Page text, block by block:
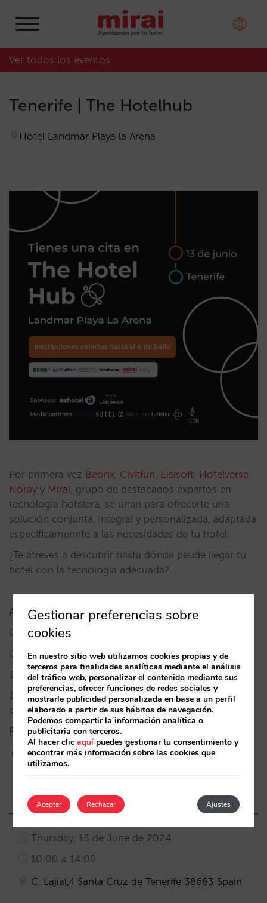
Ver todos los eventos
Tenerife | The Hotelhub
Hotel Landmar Playa la Arena
Por primera vez Beonx, Civitfun, Eisisoft, Hotelverse,
Noray y Mirai, grupo de destacados expertos en
tecnología hotelera, se unen para ofrecerte una
solución conjunta, integral y personalizada, adaptada
específicamennte a las necesidades de tu hotel.
¿Te atreves a descubrir hasta dónde peude llegar tu
hotel con la tecnología adecuada?
Agenda
09:00h – 09:45h Recepción de invitados
09:45h – 10:15h Bienvenida
10:15h – 11:00h Presentaciones y casos de éxito
11:00h – 13:00h Reuniones personalizadas, one to
one
Reserva tu plazaaquí.
Thursday, 13 de June de 2024
10:00 a 14:00
C. Lajial,4 Santa Cruz de Tenerife 38683 Spain
Gestionar preferencias sobre
cookies
En nuestro sitio web utilizamos cookies propias y de
terceros para finalidades analíticas mediante el análisis
del tráfico web, personalizar el contenido mediante sus
preferencias, ofrecer funciones de redes sociales y
mostrarle publicidad personalizada en base a un perfil
elaborado a partir de sus hábitos de navegación.
Podemos compartir la información analítica o
publicitaria con terceros.
Al hacer clicaquípuedes gestionar tu consentimiento y
encontrar más información sobre las cookies que
utilizamos.
Aceptar Ajustes
Rechazar